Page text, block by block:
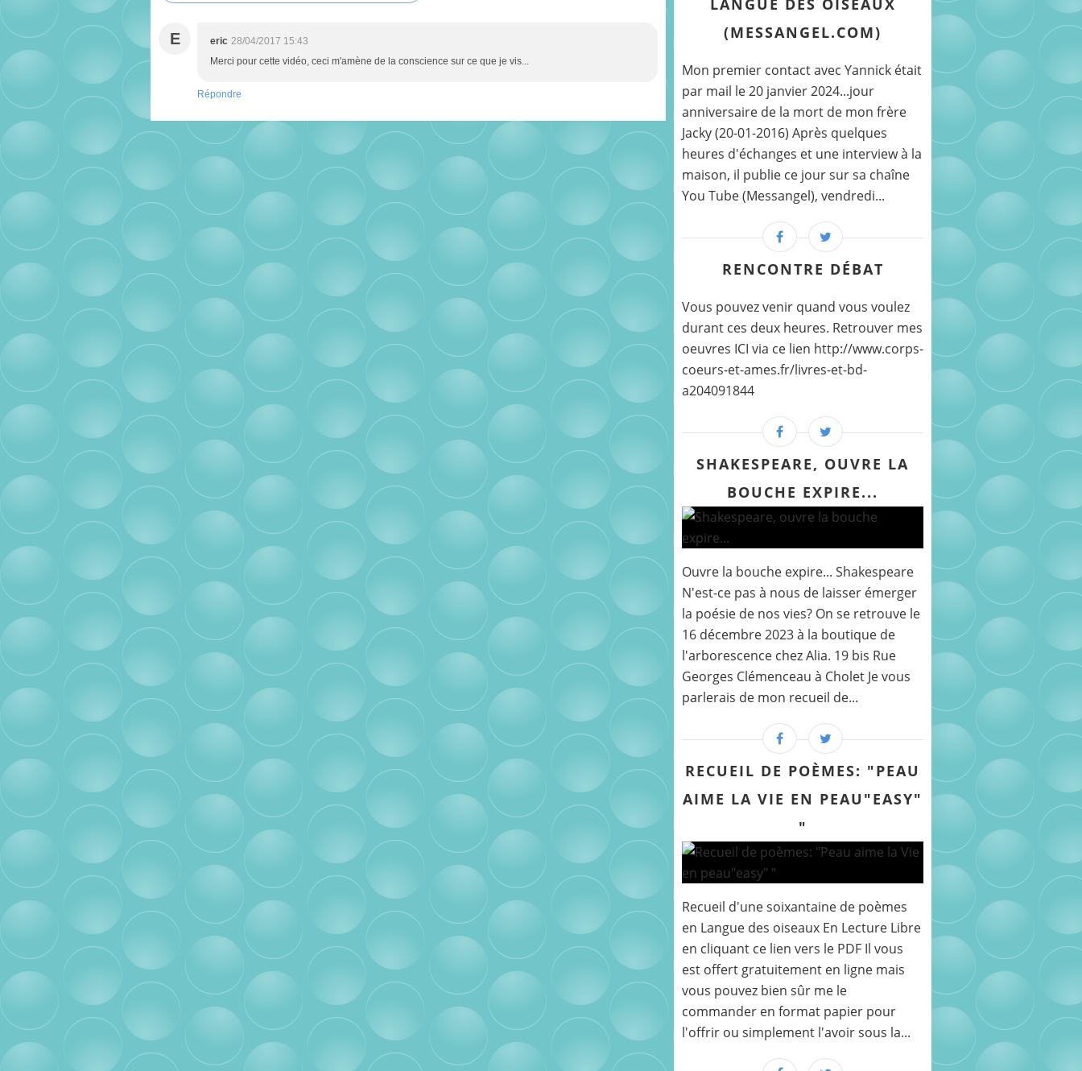
E eric 28/04/2017 15:43
Merci pour cette vidéo, ceci m'amène de la conscience sur ce que je vis...
Répondre
LANGUE DES OISEAUX
(MESSANGEL.COM)
Mon premier contact avec Yannick était
par mail le 20 janvier 2024...jour
anniversaire de la mort de mon frère
Jacky (20-01-2016) Après quelques
heures d'échanges et une interview à la
maison, il publie ce jour sur sa chaîne
You Tube (Messangel), vendredi...
RENCONTRE DÉBAT
Vous pouvez venir quand vous voulez
durant ces deux heures. Retrouver mes
oeuvres ICI via ce lien http://www.corps-
coeurs-et-ames.fr/livres-et-bd-
a204091844
SHAKESPEARE, OUVRE LA
BOUCHE EXPIRE...
Ouvre la bouche expire... Shakespeare
N'est-ce pas à nous de laisser émerger
la poésie de nos vies? On se retrouve le
16 décembre 2023 à la boutique de
l'arborescence chez Alia. 19 bis Rue
Georges Clémenceau à Cholet Je vous
parlerais de mon recueil de...
RECUEIL DE POÈMES: "PEAU
AIME LA VIE EN PEAU"EASY"
"
Recueil d'une soixantaine de poèmes
en Langue des oiseaux En Lecture Libre
en cliquant ce lien vers le PDF Il vous
est offert gratuitement en ligne mais
vous pouvez bien sûr me le
commander en format papier pour
l'offrir ou simplement l'avoir sous la...